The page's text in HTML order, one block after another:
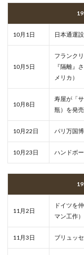
10月1日 日本通運
10月5日
フランク
『隔離』
メリカ）
10月8日
寿屋が「
瓶）を発売
10月22日 パリ万国
10月23日 ハンドボ
11月2日
ドイツを
マン工作
11月3日 ブリュッ